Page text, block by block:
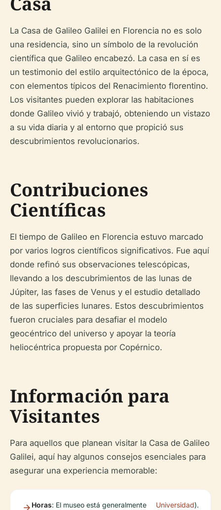
La Casa de Galileo Galilei en Florencia no es solo
una residencia, sino un símbolo de la revolución
científica que Galileo encabezó. La casa en sí es
un testimonio del estilo arquitectónico de la época,
con elementos típicos del Renacimiento florentino.
Los visitantes pueden explorar las habitaciones
donde Galileo vivió y trabajó, obteniendo un vistazo
a su vida diaria y al entorno que propició sus
descubrimientos revolucionarios.
Contribuciones
Científicas
El tiempo de Galileo en Florencia estuvo marcado
por varios logros científicos significativos. Fue aquí
donde refinó sus observaciones telescópicas,
llevando a los descubrimientos de las lunas de
Júpiter, las fases de Venus y el estudio detallado
de las superficies lunares. Estos descubrimientos
fueron cruciales para desafiar el modelo
geocéntrico del universo y apoyar la teoría
heliocéntrica propuesta por Copérnico.
Información para
Visitantes
Para aquellos que planean visitar la Casa de Galileo
Galilei, aquí hay algunos consejos esenciales para
asegurar una experiencia memorable:
Horas: El museo está generalmente Universidad).